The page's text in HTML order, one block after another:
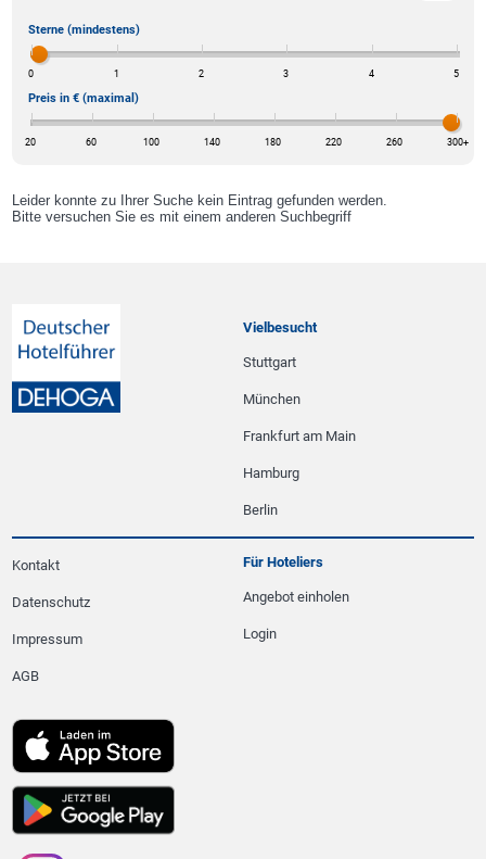
Leider konnte zu Ihrer Suche kein Eintrag gefunden werden.
Bitte versuchen Sie es mit einem anderen Suchbegriff
Sterne (mindestens)
0 1 2 3 4 5
Preis in € (maximal)
20 60 100 140 180 220 260 300+
Vielbesucht
Stuttgart
München
Frankfurt am Main
Hamburg
Berlin
Kontakt
Datenschutz
Impressum
AGB
Für Hoteliers
Angebot einholen
Login